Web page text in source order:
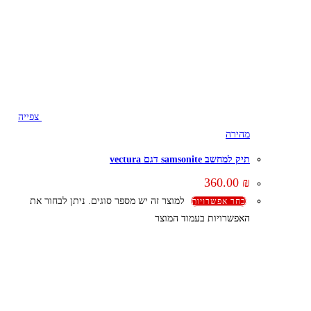
צפייה
מהירה
תיק למחשב samsonite דגם vectura
360.00 ₪
בחר אפשרויות
למוצר זה יש מספר סוגים. ניתן לבחור את
האפשרויות בעמוד המוצר